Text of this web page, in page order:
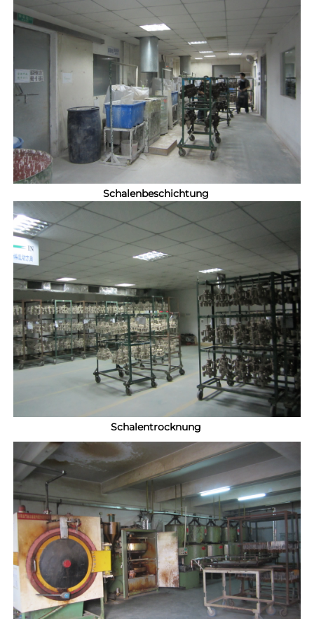
Schalenbeschichtung
Schalentrocknung